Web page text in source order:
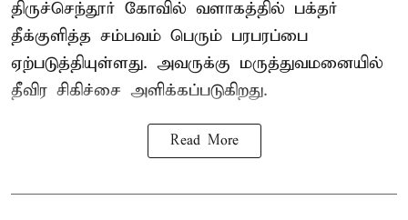
திருச்செந்தூர் கோவில் வளாகத்தில் பக்தர்
தீக்குளித்த சம்பவம் பெரும் பரபரப்பை
ஏற்படுத்தியுள்ளது. அவருக்கு மருத்துவமனையில்
தீவிர சிகிச்சை அளிக்கப்படுகிறது.
Read More